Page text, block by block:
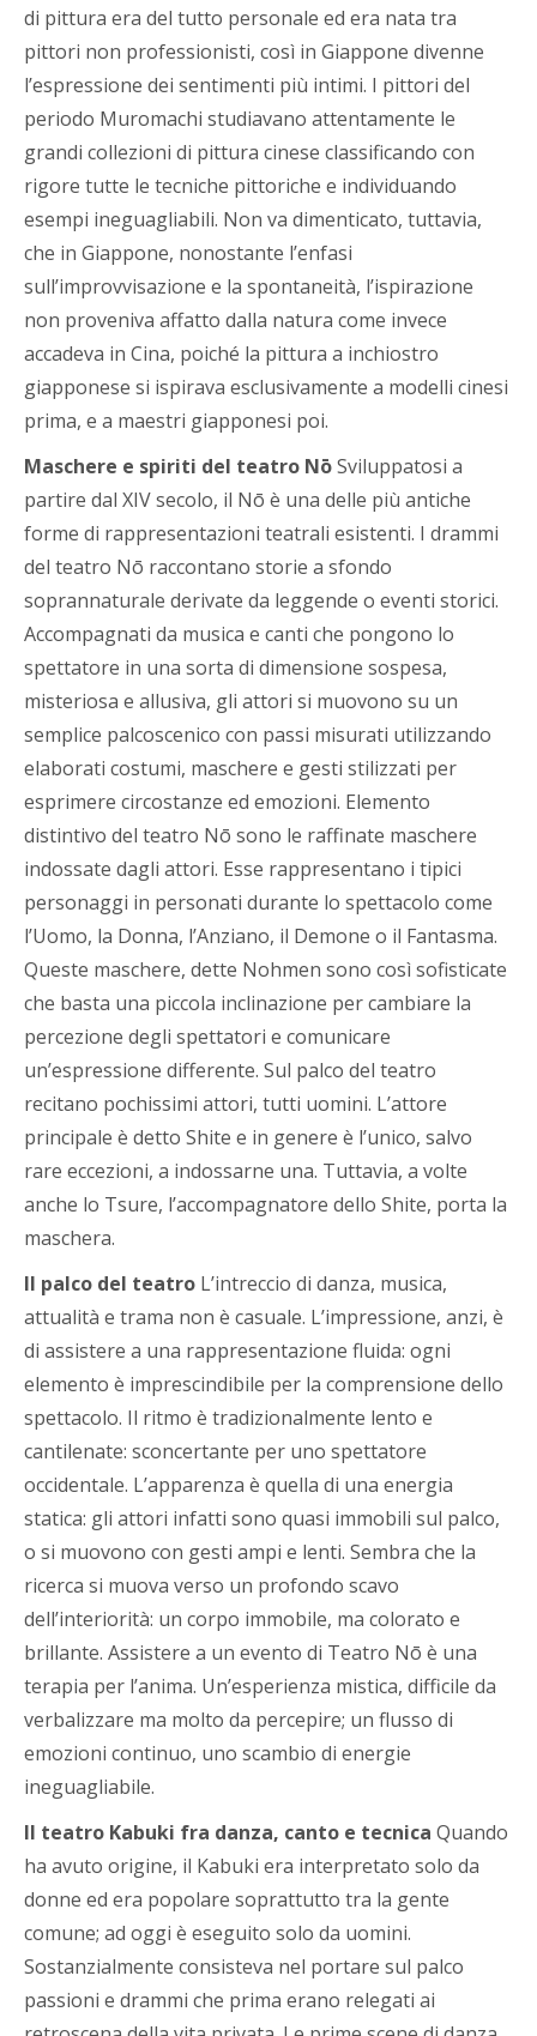
di pittura era del tutto personale ed era nata tra
pittori non professionisti, così in Giappone divenne
l’espressione dei sentimenti più intimi. I pittori del
periodo Muromachi studiavano attentamente le
grandi collezioni di pittura cinese classificando con
rigore tutte le tecniche pittoriche e individuando
esempi ineguagliabili. Non va dimenticato, tuttavia,
che in Giappone, nonostante l’enfasi
sull’improvvisazione e la spontaneità, l’ispirazione
non proveniva affatto dalla natura come invece
accadeva in Cina, poiché la pittura a inchiostro
giapponese si ispirava esclusivamente a modelli cinesi
prima, e a maestri giapponesi poi.
Maschere e spiriti del teatro NōSviluppatosi a
partire dal XIV secolo, il Nō è una delle più antiche
forme di rappresentazioni teatrali esistenti. I drammi
del teatro Nō raccontano storie a sfondo
soprannaturale derivate da leggende o eventi storici.
Accompagnati da musica e canti che pongono lo
spettatore in una sorta di dimensione sospesa,
misteriosa e allusiva, gli attori si muovono su un
semplice palcoscenico con passi misurati utilizzando
elaborati costumi, maschere e gesti stilizzati per
esprimere circostanze ed emozioni. Elemento
distintivo del teatro Nō sono le raffinate maschere
indossate dagli attori. Esse rappresentano i tipici
personaggi in personati durante lo spettacolo come
l’Uomo, la Donna, l’Anziano, il Demone o il Fantasma.
Queste maschere, dette Nohmen sono così sofisticate
che basta una piccola inclinazione per cambiare la
percezione degli spettatori e comunicare
un’espressione differente. Sul palco del teatro
recitano pochissimi attori, tutti uomini. L’attore
principale è detto Shite e in genere è l’unico, salvo
rare eccezioni, a indossarne una. Tuttavia, a volte
anche lo Tsure, l’accompagnatore dello Shite, porta la
maschera.
Il palco del teatro L’intreccio di danza, musica,
attualità e trama non è casuale. L’impressione, anzi, è
di assistere a una rappresentazione fluida: ogni
elemento è imprescindibile per la comprensione dello
spettacolo. Il ritmo è tradizionalmente lento e
cantilenate: sconcertante per uno spettatore
occidentale. L’apparenza è quella di una energia
statica: gli attori infatti sono quasi immobili sul palco,
o si muovono con gesti ampi e lenti. Sembra che la
ricerca si muova verso un profondo scavo
dell’interiorità: un corpo immobile, ma colorato e
brillante. Assistere a un evento di Teatro Nō è una
terapia per l’anima. Un’esperienza mistica, difficile da
verbalizzare ma molto da percepire; un flusso di
emozioni continuo, uno scambio di energie
ineguagliabile.
Il teatro Kabuki fra danza, canto e tecnica Quando
ha avuto origine, il Kabuki era interpretato solo da
donne ed era popolare soprattutto tra la gente
comune; ad oggi è eseguito solo da uomini.
Sostanzialmente consisteva nel portare sul palco
passioni e drammi che prima erano relegati ai